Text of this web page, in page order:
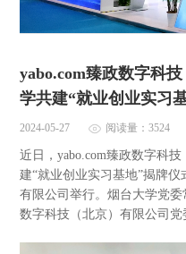
yabo.com臻政数字科
学共建“就业创业实习
2024-05-27 阅读量：3524
近日，yabo.com臻政数字科
建“就业创业实习基地”揭牌仪
有限公司举行。烟台大学党委
数字科技（北京）有限公司党